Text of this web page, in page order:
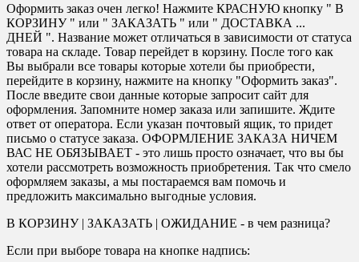
Оформить заказ очен легко! Нажмите КРАСНУЮ кнопку " В
КОРЗИНУ " или " ЗАКАЗАТЬ " или " ДОСТАВКА ...
ДНЕЙ ". Название может отличаться в зависимости от статуса
товара на складе. Товар перейдет в корзину. После того как
Вы выбрали все товары которые хотели бы приобрести,
перейдите в корзину, нажмите на кнопку "Оформить заказ".
После введите свои данные которые запросит сайт для
оформления. Запомните номер заказа или запишите. Ждите
ответ от оператора. Если указан почтовый ящик, то придет
письмо о статусе заказа. ОФОРМЛЕНИЕ ЗАКАЗА НИЧЕМ
ВАС НЕ ОБЯЗЫВАЕТ - это лишь просто означает, что вы бы
хотели рассмотреть возможность приобретения. Так что смело
оформляем заказы, а мы постараемся вам помочь и
предложить максимально выгодные условия.
В КОРЗИНУ | ЗАКАЗАТЬ | ОЖИДАНИЕ - в чем разница?
Если при выборе товара на кнопке надпись: